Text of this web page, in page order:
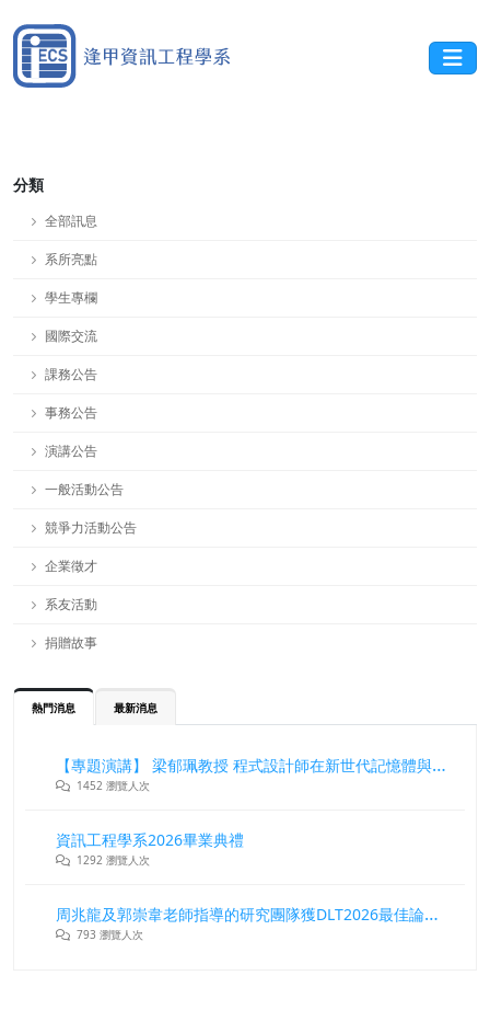
分類
全部訊息
系所亮點
學生專欄
國際交流
課務公告
事務公告
演講公告
一般活動公告
競爭力活動公告
企業徵才
系友活動
捐贈故事
熱門消息 最新消息
【專題演講】 梁郁珮教授 程式設計師在新世代記憶體與儲存系統中的角色與挑戰
1452 瀏覽人次
資訊工程學系2026畢業典禮
1292 瀏覽人次
周兆龍及郭崇韋老師指導的研究團隊獲DLT2026最佳論文獎
793 瀏覽人次